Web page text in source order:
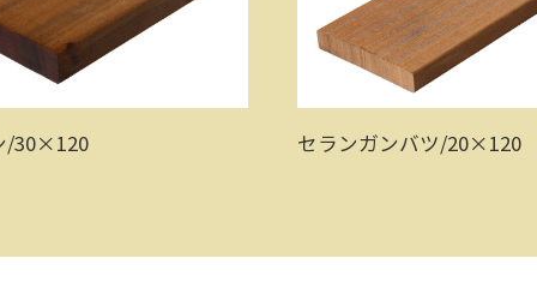
/30×120 セランガンバツ/20×120